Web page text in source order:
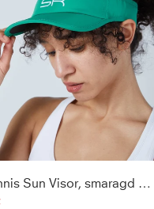
Tennis Sun Visor, smaragd grün